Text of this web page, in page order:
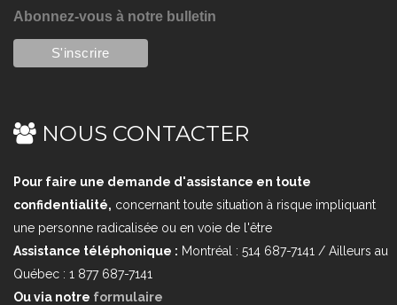
Abonnez-vous à notre bulletin
NOUS CONTACTER
Pour faire une demande d'assistance en toute
confidentialité, concernant toute situation à risque impliquant
une personne radicalisée ou en voie de l'être
Assistance téléphonique : Montréal : 514 687-7141 / Ailleurs au
Québec : 1 877 687-7141
Ou via notre formulaire